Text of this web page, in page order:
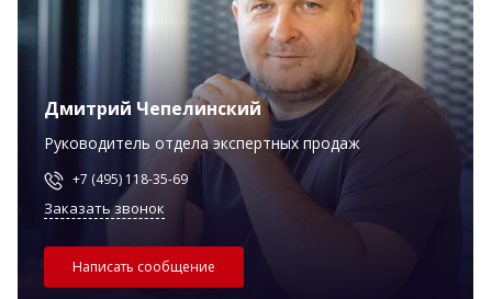
Дмитрий Чепелинский
Руководитель отдела экспертных продаж
+7 (495) 118-35-69
Заказать звонок
Написать сообщение